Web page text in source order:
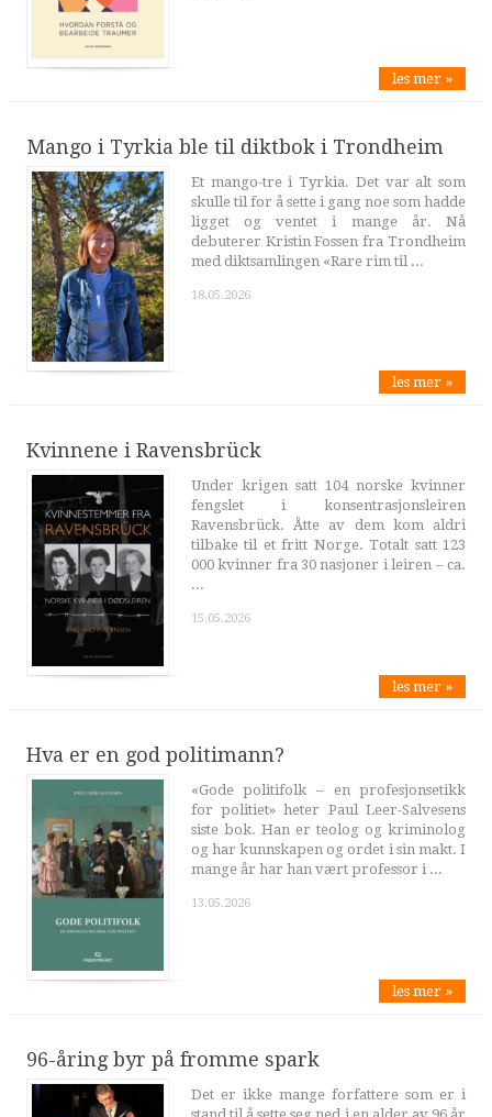
les mer »
Mango i Tyrkia ble til diktbok i Trondheim
Et mango-tre i Tyrkia. Det var alt som
skulle til for å sette i gang noe som hadde
ligget og ventet i mange år. Nå
debuterer Kristin Fossen fra Trondheim
med diktsamlingen «Rare rim til ...
18.05.2026
les mer »
Kvinnene i Ravensbrück
Under krigen satt 104 norske kvinner
fengslet i konsentrasjonsleiren
Ravensbrück. Åtte av dem kom aldri
tilbake til et fritt Norge. Totalt satt 123
000 kvinner fra 30 nasjoner i leiren – ca.
...
15.05.2026
les mer »
Hva er en god politimann?
«Gode politifolk – en profesjonsetikk
for politiet» heter Paul Leer-Salvesens
siste bok. Han er teolog og kriminolog
og har kunnskapen og ordet i sin makt. I
mange år har han vært professor i ...
13.05.2026
les mer »
96-åring byr på fromme spark
Det er ikke mange forfattere som er i